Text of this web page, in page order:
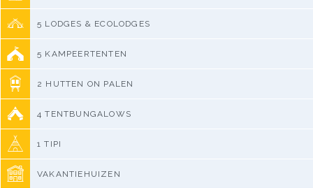
5 LODGES & ECOLODGES
5 KAMPEERTENTEN
2 HUTTEN ON PALEN
4 TENTBUNGALOWS
1 TIPI
VAKANTIEHUIZEN